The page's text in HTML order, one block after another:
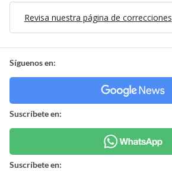
Revisa nuestra página de correcciones
Síguenos en:
Suscríbete en:
Suscríbete en: